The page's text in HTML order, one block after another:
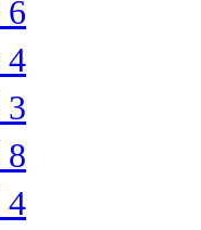
6
4
3
8
4